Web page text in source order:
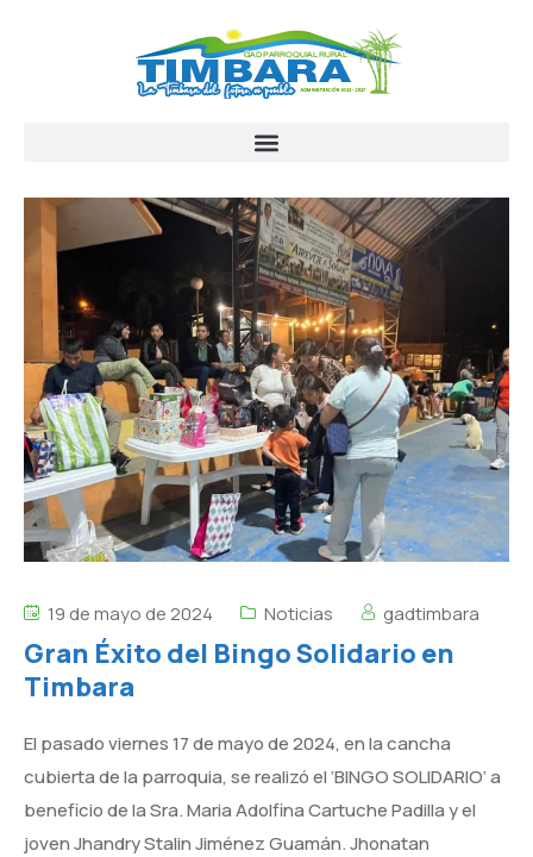
19 de mayo de 2024 Noticias gadtimbara
Gran Éxito del Bingo Solidario en
Timbara
El pasado viernes 17 de mayo de 2024, en la cancha
cubierta de la parroquia, se realizó el ‘BINGO SOLIDARIO’ a
beneficio de la Sra. Maria Adolfina Cartuche Padilla y el
joven Jhandry Stalin Jiménez Guamán. Jhonatan